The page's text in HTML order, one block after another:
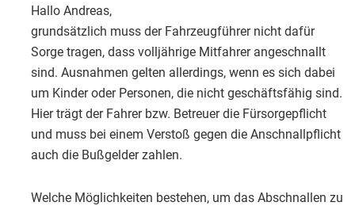
Hallo Andreas,
grundsätzlich muss der Fahrzeugführer nicht dafür
Sorge tragen, dass volljährige Mitfahrer angeschnallt
sind. Ausnahmen gelten allerdings, wenn es sich dabei
um Kinder oder Personen, die nicht geschäftsfähig sind.
Hier trägt der Fahrer bzw. Betreuer die Fürsorgepflicht
und muss bei einem Verstoß gegen die Anschnallpflicht
auch die Bußgelder zahlen.
Welche Möglichkeiten bestehen, um das Abschnallen zu